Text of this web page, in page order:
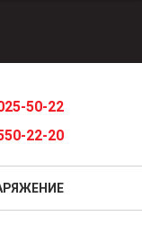
50-22
22-20